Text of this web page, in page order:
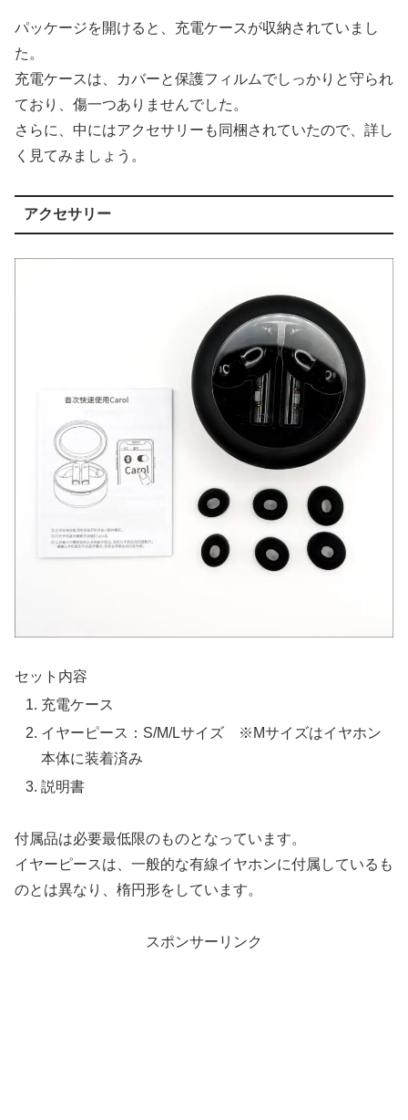
パッケージを開けると、充電ケースが収納されていまし
た。
充電ケースは、カバーと保護フィルムでしっかりと守られ
ており、傷一つありませんでした。
さらに、中にはアクセサリーも同梱されていたので、詳し
く見てみましょう。
アクセサリー
セット内容
充電ケース
イヤーピース：S/M/Lサイズ ※Mサイズはイヤホン
本体に装着済み
説明書
付属品は必要最低限のものとなっています。
イヤーピースは、一般的な有線イヤホンに付属しているも
のとは異なり、楕円形をしています。
スポンサーリンク